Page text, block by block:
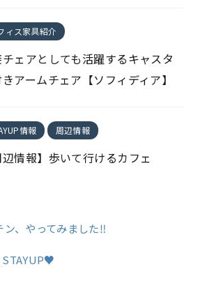
ィス家具紹介
ェアとしても活躍するキャスタ
アームチェア【ソフィディア】
情報 周辺情報
辺情報】歩いて行けるカフェ
、やってみました‼
STAYUP♥